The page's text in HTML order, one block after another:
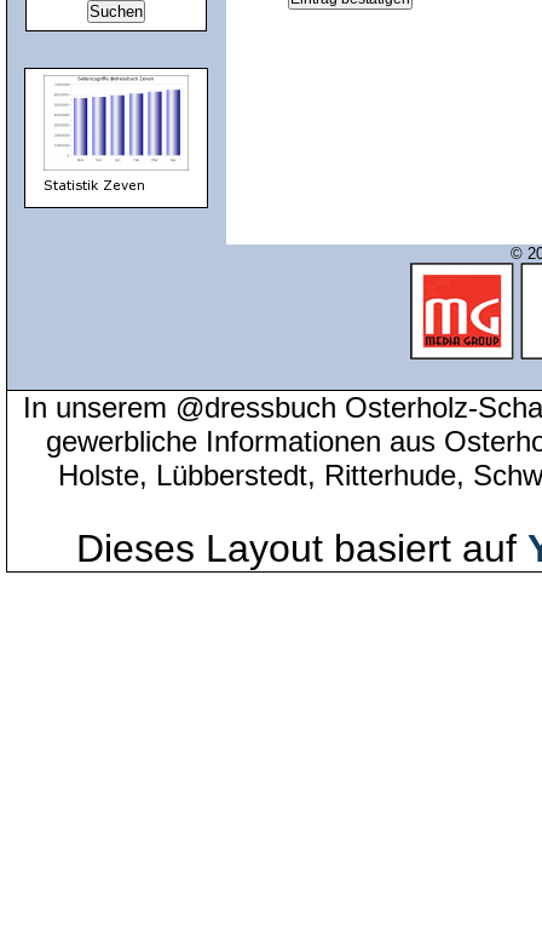
©
In unserem @dressbuch Osterholz-
gewerbliche Informationen aus
Holste, Lübberstedt, Ritterhude,
Dieses Layout basiert auf